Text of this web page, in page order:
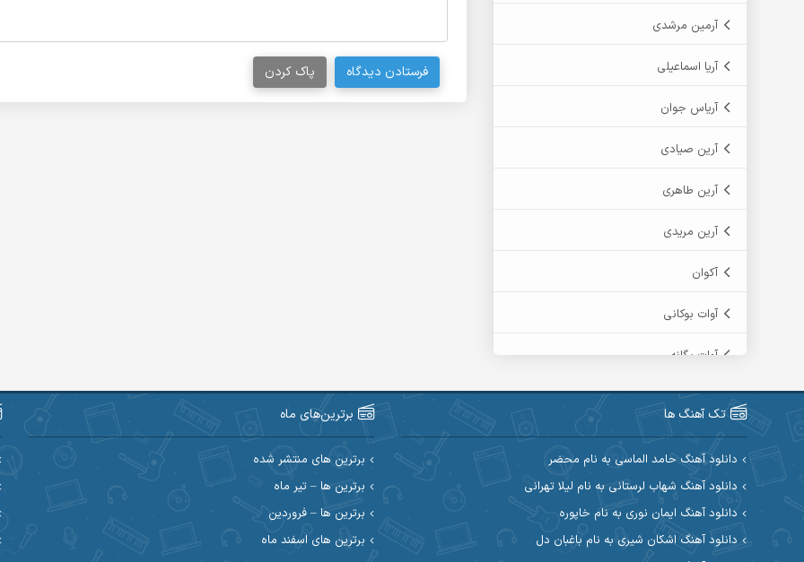
آرمین مرشدی
آریا اسماعیلی
آریاس جوان
آرین صیادی
آرین طاهری
آرین مریدی
آکوان
آوات بوکانی
آوات یگانه
آیت احمدنژاد
آیهان
ابراهیم شمس
ابوالحسن جاویدان
فرستادن دیدگاه پاک کردن
تک آهنگ ها
دانلود آهنگ حامد الماسی به نام محضر
دانلود آهنگ شهاب لرستانی به نام لیلا تهرانی
دانلود آهنگ ایمان نوری به نام خاپوره
دانلود آهنگ اشکان شیری به نام باغبان دل
برترین‌های ماه
برترین های منتشر شده
برترین ها – تیر ماه
برترین ها – فروردین
برترین های اسفند ماه